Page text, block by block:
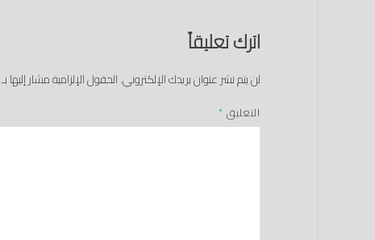
اترك تعليقاً
لن يتم نشر عنوان بريدك الإلكتروني.الحقول الإلزامية مشار إليها بـ
التعليق *